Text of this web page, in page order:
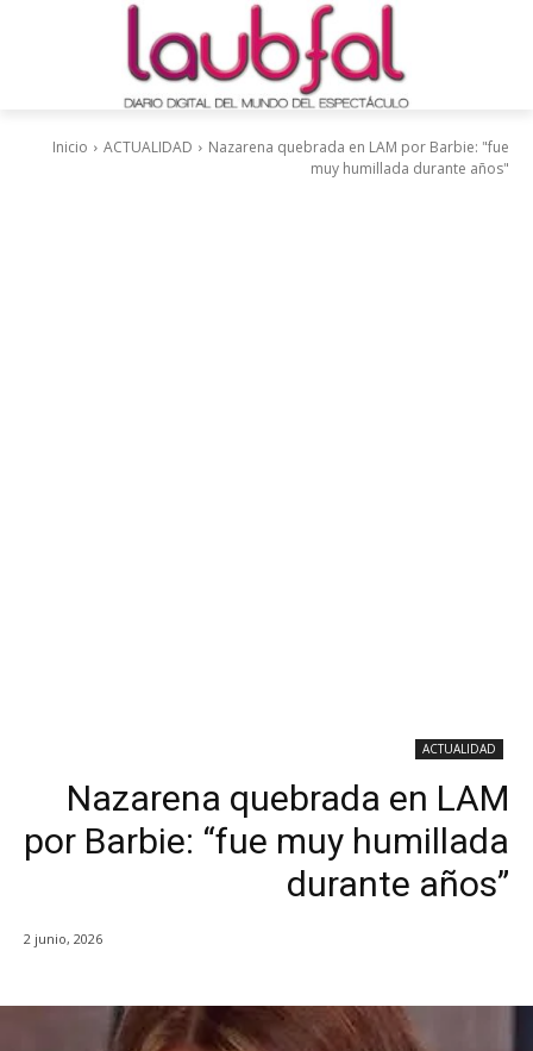
Inicio ACTUALIDAD
Nazarena quebrada en LAM por Barbie: "fue
muy humillada durante años"
ACTUALIDAD
Nazarena quebrada en LAM
por Barbie: “fue muy humillada
durante años”
2 junio, 2026